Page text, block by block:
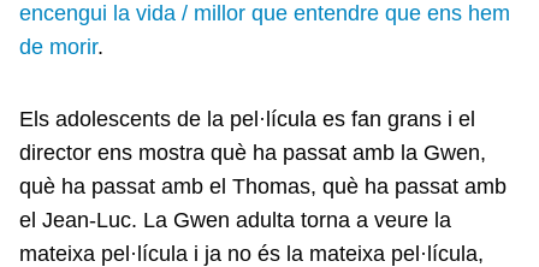
encengui la vida / millor que entendre que ens hem
de morir.
Els adolescents de la pel·lícula es fan grans i el
director ens mostra què ha passat amb la Gwen,
què ha passat amb el Thomas, què ha passat amb
el Jean-Luc. La Gwen adulta torna a veure la
mateixa pel·lícula i ja no és la mateixa pel·lícula,